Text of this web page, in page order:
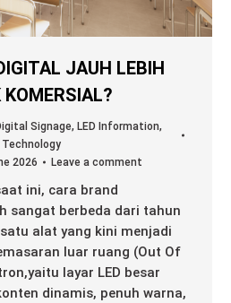
JAUH LEBIH
Signage, LED Information,
Technology
2026 Leave a comment
ini, cara brand
sangat berbeda dari tahun
alat yang kini menjadi
luar ruang (Out Of
layar LED besar
dinamis, penuh warna,